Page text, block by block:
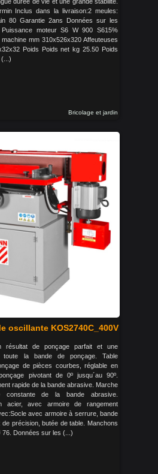
Inclus dans la livraison:2 meules:
80 Garantie 2ans Données sur les
moteur S6 W 900 S615%
mm 310x526x320 Affeuteuses
Poids Poids net kg 25.50 Poids
(...)
Bricolage et jardin
oscillante KOS2740C_400V
résultat de ponçage parfait et une
toute la bande de ponçage. Table
de pièces courbes, réglable en
pivotant de 0º jusqu´au 90º.
rapide de la bande abrasive. Marche
constante de la bande abrasive.
acier, avec armoire de rangement
avec armoire à serrure, bande
de précision, butée de table. Manchons
Données sur les (...)